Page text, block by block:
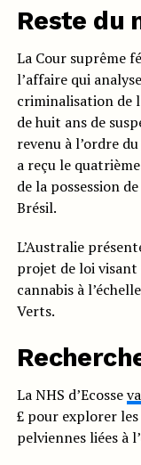
Reste du
La Cour suprême
l’affaire qui
criminalisation de
de huit ans de
revenu à l’ordre
a reçu le
de la possession
Brésil.
L’Australie
projet de loi visant
cannabis à
Verts.
La NHS d’Ecosse
£ pour explorer
pelviennes liées à